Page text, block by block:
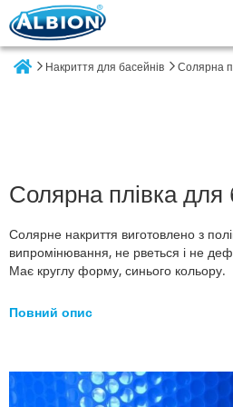
Накриття для басейнів Солярна
Солярна плівка
Солярне накриття виготовлено з
випромінювання, не рветься і не
Має круглу форму, синього кольору.
Повний опис
Перейти
до